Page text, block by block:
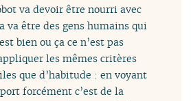
va devoir être nourri avec
va être des gens humains qui
bien ou ça ce n’est pas
les mêmes critères
que d’habitude : en voyant
forcément c’est de la